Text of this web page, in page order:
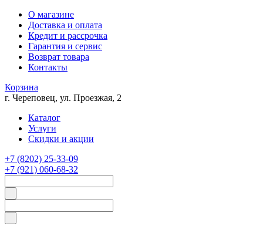
О магазине
Доставка и оплата
Кредит и рассрочка
Гарантия и сервис
Возврат товара
Контакты
Корзина
г. Череповец, ул. Проезжая, 2
Каталог
Услуги
Скидки и акции
+7 (8202) 25-33-09
+7 (921) 060-68-32